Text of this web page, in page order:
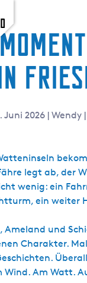
Juni 2026 | Wendy |
legt ab, der
wenig: ein
ein weiter
Ameland und
Charakter.
Wind. Am Watt.